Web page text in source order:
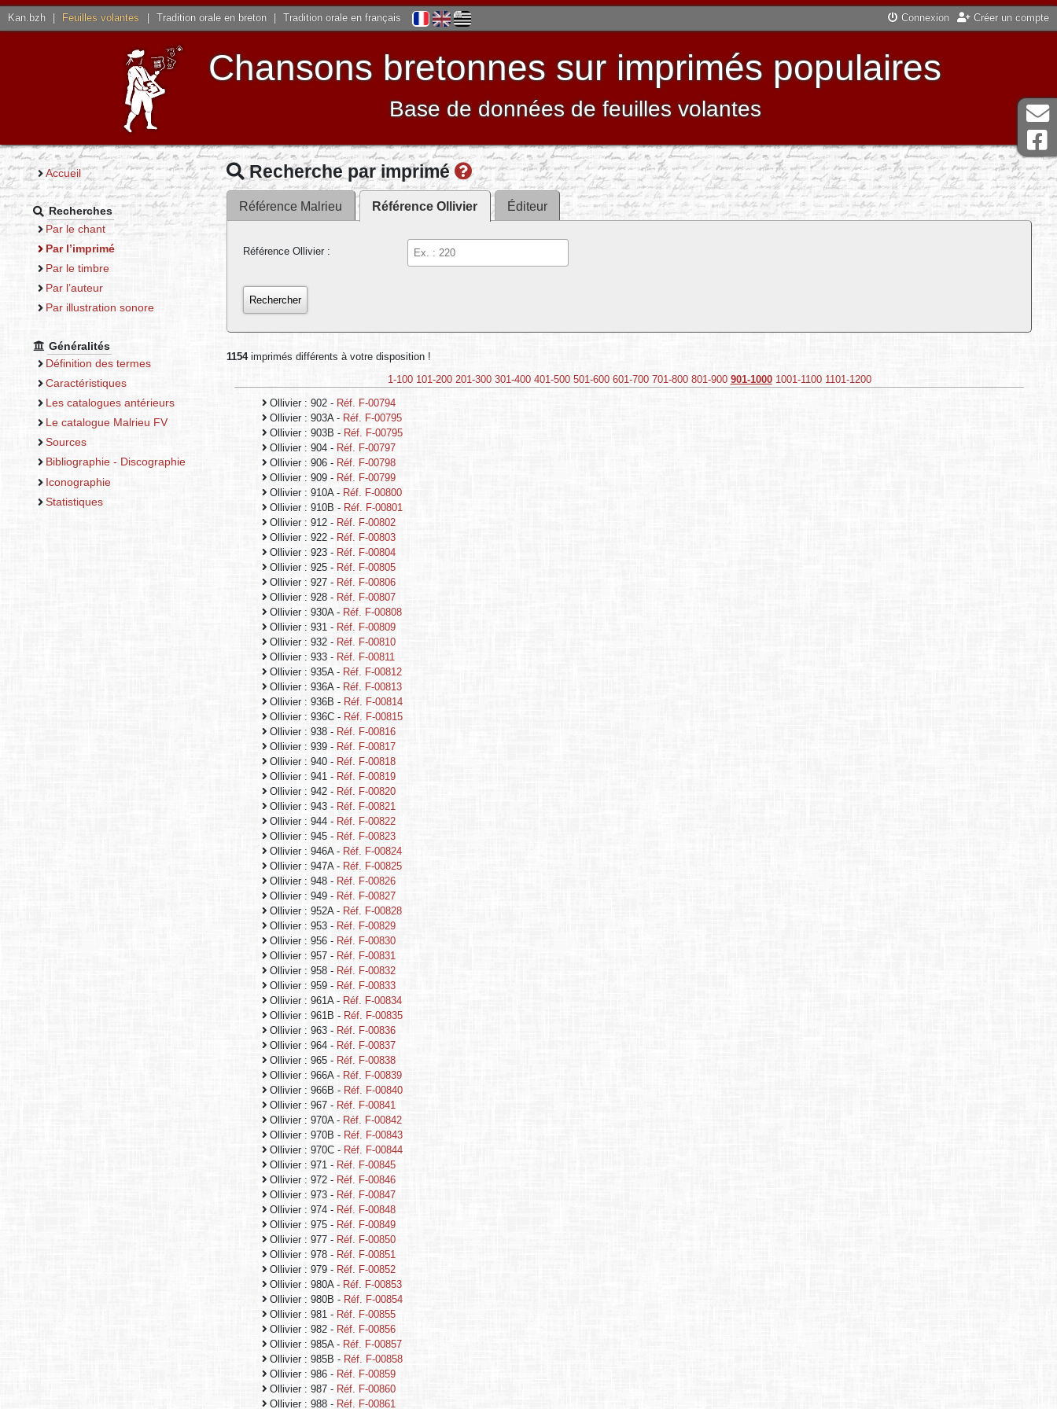
Kan.bzh Feuilles volantes Tradition orale en breton Tradition orale en français Connexion Créer un compte
Chansons bretonnes sur imprimés populaires
Base de données de feuilles volantes
Accueil
Recherches
Par le chant
Par l’imprimé
Par le timbre
Par l’auteur
Par illustration sonore
Généralités
Définition des termes
Caractéristiques
Les catalogues antérieurs
Le catalogue Malrieu FV
Sources
Bibliographie - Discographie
Iconographie
Statistiques
Recherche par imprimé
Référence Malrieu Référence Ollivier Éditeur
Référence Ollivier :
1154imprimés différents à votre disposition !
1-100 101-200 201-300 301-400 401-500 501-600 601-700 701-800 801-900 901-1000 1001-1100 1101-1200
Ollivier : 902 - Réf. F-00794
Ollivier : 903A - Réf. F-00795
Ollivier : 903B - Réf. F-00795
Ollivier : 904 - Réf. F-00797
Ollivier : 906 - Réf. F-00798
Ollivier : 909 - Réf. F-00799
Ollivier : 910A - Réf. F-00800
Ollivier : 910B - Réf. F-00801
Ollivier : 912 - Réf. F-00802
Ollivier : 922 - Réf. F-00803
Ollivier : 923 - Réf. F-00804
Ollivier : 925 - Réf. F-00805
Ollivier : 927 - Réf. F-00806
Ollivier : 928 - Réf. F-00807
Ollivier : 930A - Réf. F-00808
Ollivier : 931 - Réf. F-00809
Ollivier : 932 - Réf. F-00810
Ollivier : 933 - Réf. F-00811
Ollivier : 935A - Réf. F-00812
Ollivier : 936A - Réf. F-00813
Ollivier : 936B - Réf. F-00814
Ollivier : 936C - Réf. F-00815
Ollivier : 938 - Réf. F-00816
Ollivier : 939 - Réf. F-00817
Ollivier : 940 - Réf. F-00818
Ollivier : 941 - Réf. F-00819
Ollivier : 942 - Réf. F-00820
Ollivier : 943 - Réf. F-00821
Ollivier : 944 - Réf. F-00822
Ollivier : 945 - Réf. F-00823
Ollivier : 946A - Réf. F-00824
Ollivier : 947A - Réf. F-00825
Ollivier : 948 - Réf. F-00826
Ollivier : 949 - Réf. F-00827
Ollivier : 952A - Réf. F-00828
Ollivier : 953 - Réf. F-00829
Ollivier : 956 - Réf. F-00830
Ollivier : 957 - Réf. F-00831
Ollivier : 958 - Réf. F-00832
Ollivier : 959 - Réf. F-00833
Ollivier : 961A - Réf. F-00834
Ollivier : 961B - Réf. F-00835
Ollivier : 963 - Réf. F-00836
Ollivier : 964 - Réf. F-00837
Ollivier : 965 - Réf. F-00838
Ollivier : 966A - Réf. F-00839
Ollivier : 966B - Réf. F-00840
Ollivier : 967 - Réf. F-00841
Ollivier : 970A - Réf. F-00842
Ollivier : 970B - Réf. F-00843
Ollivier : 970C - Réf. F-00844
Ollivier : 971 - Réf. F-00845
Ollivier : 972 - Réf. F-00846
Ollivier : 973 - Réf. F-00847
Ollivier : 974 - Réf. F-00848
Ollivier : 975 - Réf. F-00849
Ollivier : 977 - Réf. F-00850
Ollivier : 978 - Réf. F-00851
Ollivier : 979 - Réf. F-00852
Ollivier : 980A - Réf. F-00853
Ollivier : 980B - Réf. F-00854
Ollivier : 981 - Réf. F-00855
Ollivier : 982 - Réf. F-00856
Ollivier : 985A - Réf. F-00857
Ollivier : 985B - Réf. F-00858
Ollivier : 986 - Réf. F-00859
Ollivier : 987 - Réf. F-00860
Ollivier : 988 - Réf. F-00861